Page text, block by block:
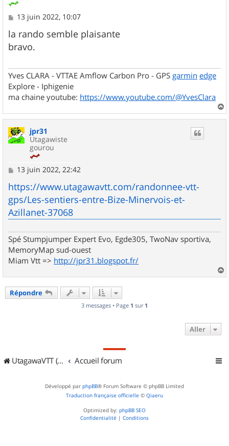
M
s
s
a
13 juin 2022, 10:07
la rando semble plaisante
bravo.
Yves CLARA - VTTAE Amflow Carbon Pro - GPS garmin edge
Explore - Iphigenie
ma chaine youtube: https://www.youtube.com/@YvesClara
a
jpr31
Utagawiste
gourou
M
s
s
a
g
e
13 juin 2022, 22:42
https://www.utagawavtt.com/randonnee-vtt-
gps/Les-sentiers-entre-Bize-Minervois-et-
Azillanet-37068
Spé Stumpjumper Expert Evo, Egde305, TwoNav sportiva,
MemoryMap sud-ouest
Miam Vtt => http://jpr31.blogspot.fr/
a
Répondre
3 messages • Page 1 sur 1
Aller
UtagawaVTT (Randos VTT et VTTAE avec traces GPS) Accueil forum
Développé par phpBB® Forum Software © phpBB Limited
Traduction française officielle © Qiaeru
Optimized by: phpBB SEO
Confidentialité | Conditions